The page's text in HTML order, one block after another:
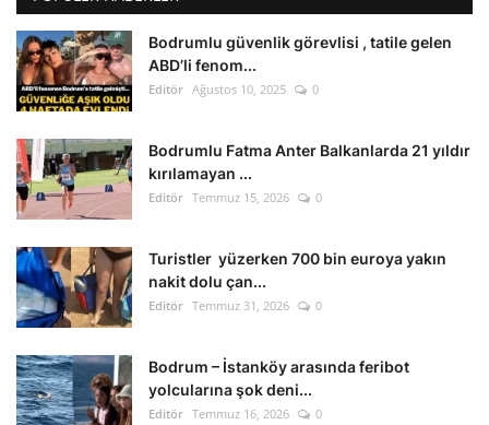
Bodrumlu güvenlik görevlisi , tatile gelen
ABD’li fenom...
Editör Ağustos 10, 2025 0
Bodrumlu Fatma Anter Balkanlarda 21 yıldır
kırılamayan ...
Editör Temmuz 15, 2026 0
Turistler yüzerken 700 bin euroya yakın
nakit dolu çan...
Editör Temmuz 31, 2026 0
Bodrum – İstanköy arasında feribot
yolcularına şok deni...
Editör Temmuz 16, 2026 0